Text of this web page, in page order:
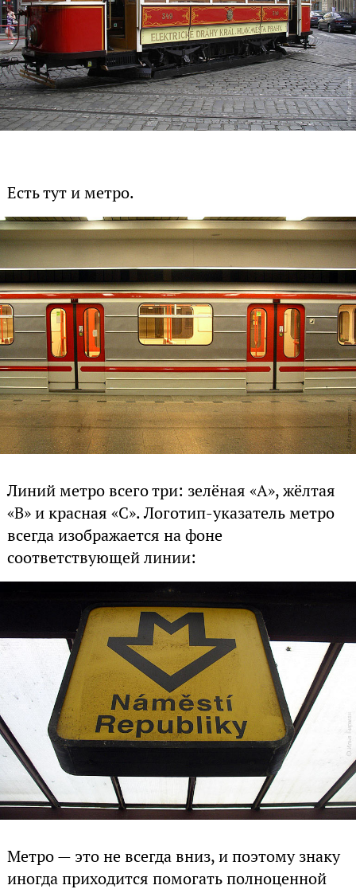
Есть тут и метро.
Линий метро всего три: зелёная «A», жёлтая
«B» и красная «C». Логотип-указатель метро
всегда изображается на фоне
соответствующей линии:
Метро — это не всегда вниз, и поэтому знаку
иногда приходится помогать полноценной